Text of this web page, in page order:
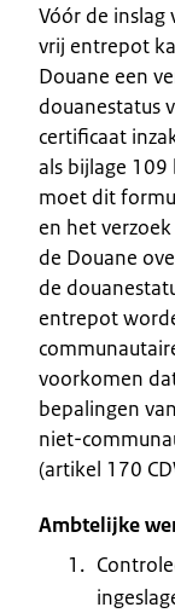
Vóór de inslag
vrij entrepot
Douane een
douanestatus
certificaat
als bijlage 109
moet dit
en het
de Douane
de
entrepot
voorkomen
bepalingen
niet-
(artikel 170
Ambtelijke